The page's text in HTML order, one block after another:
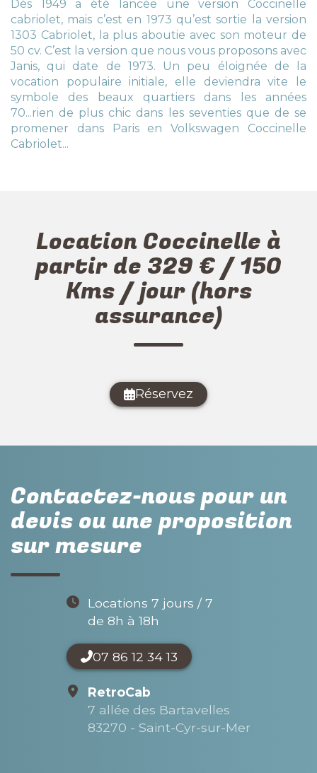
Dès 1949 a été lancée une version Coccinelle
cabriolet, mais c’est en 1973 qu’est sortie la version
1303 Cabriolet, la plus aboutie avec son moteur de
50 cv. C’est la version que nous vous proposons avec
Janis, qui date de 1973. Un peu éloignée de la
vocation populaire initiale, elle deviendra vite le
symbole des beaux quartiers dans les années
70...rien de plus chic dans les seventies que de se
promener dans Paris en Volkswagen Coccinelle
Cabriolet...
Location Coccinelle à
partir de 329 € / 150
Kms / jour (hors
assurance)
Réservez
Contactez-nous pour un
devis ou une proposition
sur mesure
Locations 7 jours / 7
de 8h à 18h
07 86 12 34 13
RetroCab
7 allée des Bartavelles
83270 - Saint-Cyr-sur-Mer